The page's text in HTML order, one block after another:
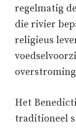
regelmatig
die rivier
religieus
Het
traditioneel